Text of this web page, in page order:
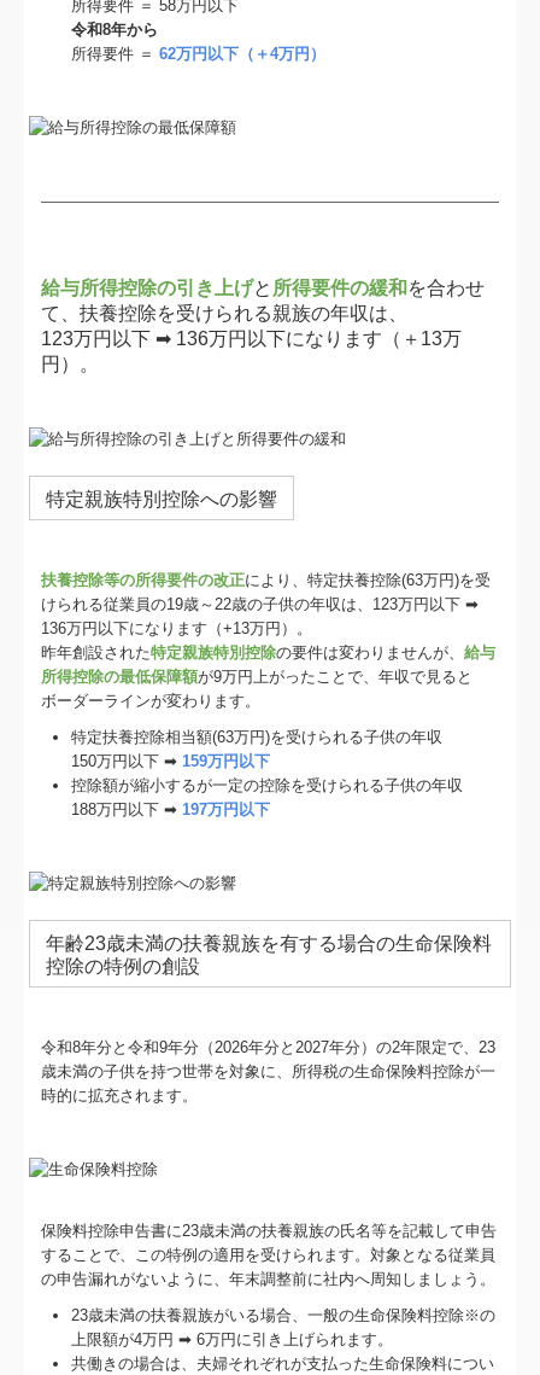
所得要件 ＝ 58万円以下
令和8年から
所得要件 ＝62万円以下（＋4万円）
給与所得控除の引き上げと 所得要件の緩和 を合わせ
て、扶養控除を受けられる親族の年収は、
123万円以下 ➡ 136万円以下になります（＋13万
円）。
特定親族特別控除への影響
扶養控除等の所得要件の改正により、特定扶養控除(63万円)を受
けられる従業員の19歳～22歳の子供の年収は、123万円以下 ➡
136万円以下になります（+13万円）。
昨年創設された特定親族特別控除の要件は変わりませんが、給与
所得控除の最低保障額が9万円上がったことで、年収で見ると
ボーダーラインが変わります。
特定扶養控除相当額(63万円)を受けられる子供の年収
150万円以下 ➡159万円以下
控除額が縮小するが一定の控除を受けられる子供の年収
188万円以下 ➡197万円以下
年齢23歳未満の扶養親族を有する場合の生命保険料
控除の特例の創設
令和8年分と令和9年分（2026年分と2027年分）の2年限定で、23
歳未満の子供を持つ世帯を対象に、所得税の生命保険料控除が一
時的に拡充されます。
保険料控除申告書に23歳未満の扶養親族の氏名等を記載して申告
することで、この特例の適用を受けられます。対象となる従業員
の申告漏れがないように、年末調整前に社内へ周知しましょう。
23歳未満の扶養親族がいる場合、一般の生命保険料控除※の
上限額が4万円 ➡ 6万円に引き上げられます。
共働きの場合は、夫婦それぞれが支払った生命保険料につい